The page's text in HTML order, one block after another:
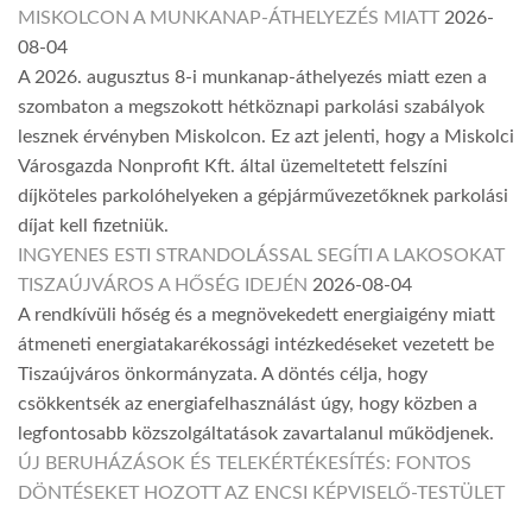
MISKOLCON A MUNKANAP-ÁTHELYEZÉS MIATT 2026-
08-04
A 2026. augusztus 8-i munkanap-áthelyezés miatt ezen a
szombaton a megszokott hétköznapi parkolási szabályok
lesznek érvényben Miskolcon. Ez azt jelenti, hogy a Miskolci
Városgazda Nonprofit Kft. által üzemeltetett felszíni
díjköteles parkolóhelyeken a gépjárművezetőknek parkolási
díjat kell fizetniük.
INGYENES ESTI STRANDOLÁSSAL SEGÍTI A LAKOSOKAT
TISZAÚJVÁROS A HŐSÉG IDEJÉN 2026-08-04
A rendkívüli hőség és a megnövekedett energiaigény miatt
átmeneti energiatakarékossági intézkedéseket vezetett be
Tiszaújváros önkormányzata. A döntés célja, hogy
csökkentsék az energiafelhasználást úgy, hogy közben a
legfontosabb közszolgáltatások zavartalanul működjenek.
ÚJ BERUHÁZÁSOK ÉS TELEKÉRTÉKESÍTÉS: FONTOS
DÖNTÉSEKET HOZOTT AZ ENCSI KÉPVISELŐ-TESTÜLET